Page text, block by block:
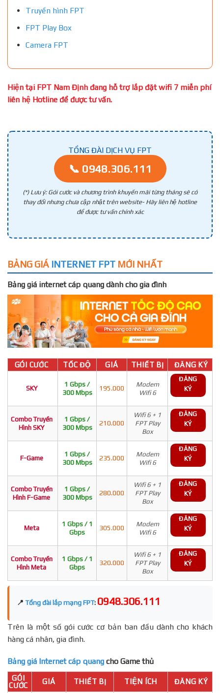
Truyền hình FPT
FPT Play Box
Camera FPT
Hiện tại FPT Nam Định đang hỗ trợ lắp đặt wifi 7 miễn phí
liên hệ Hotline để được tư vấn.
TỔNG ĐÀI DỊCH VỤ FPT
📞 0948.306.111
(*) Lưu ý: Gói cước và chương trình khuyến mãi từng tháng sẽ có
thay đổi nhưng chưa cập nhật trên website- Hãy liên hệ hotline
để được tư vấn chính xác
BẢNG GIÁ INTERNET FPT MỚI NHẤT
Bảng giá internet cáp quang dành cho gia đình
GÓI CƯỚC TỐC ĐỘ GIÁ THIẾT BỊ ĐĂNG KÝ
SKY
1 Gbps /
300 Mbps
195.000
Modem
Wifi 6
ĐĂNG
KÝ
Combo Truyền
Hình SKY
1 Gbps /
300 Mbps
210.000
Wifi 6 + 1
FPT Play
Box
ĐĂNG
KÝ
F-Game
1 Gbps /
300 Mbps
235.000
Modem
Wifi 6
ĐĂNG
KÝ
Combo Truyền
Hình F-Game
1 Gbps /
300 Mbps
280.000
Wifi 6 + 1
FPT Play
Box
ĐĂNG
KÝ
Meta
1 Gbps / 1
Gbps
305.000
Modem
Wifi 6
ĐĂNG
KÝ
Combo Truyền
Hình Meta
1 Gbps / 1
Gbps
320.000
Wifi 6 + 1
FPT Play
Box
ĐĂNG
KÝ
📍 Tổng đài lắp mạng FPT: 0948.306.111
Trên là một số gói cước cơ bản ban đầu dành cho khách
hàng cá nhân, gia đình.
Bảng giá Internet cáp quang cho Game thủ
GÓI
CƯỚC
GIÁ THIẾT BỊ TIỆN ÍCH ĐĂNG KÝ